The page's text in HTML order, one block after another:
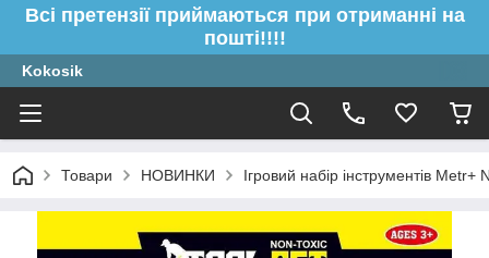
Всі претензії приймаються при отриманні на
пошті!!!!
Kokosik
Товари НОВИНКИ Ігровий набір інструментів Metr+